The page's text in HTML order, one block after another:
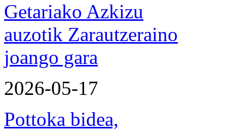
Getariako Azkizu
auzotik Zarautzeraino
joango gara
2026-05-17
Pottoka bidea,